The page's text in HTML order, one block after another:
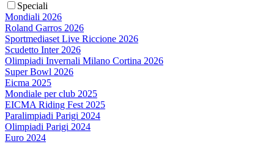
Speciali
Mondiali 2026
Roland Garros 2026
Sportmediaset Live Riccione 2026
Scudetto Inter 2026
Olimpiadi Invernali Milano Cortina 2026
Super Bowl 2026
Eicma 2025
Mondiale per club 2025
EICMA Riding Fest 2025
Paralimpiadi Parigi 2024
Olimpiadi Parigi 2024
Euro 2024